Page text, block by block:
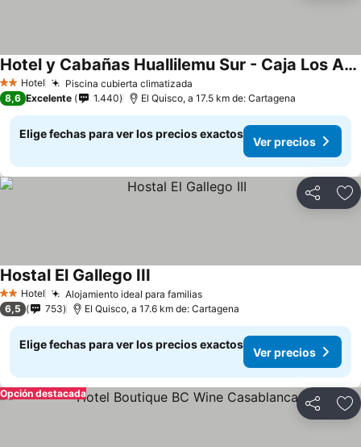
2 Estrellas
Hotel Piscina cubierta climatizada
Hotel y Cabañas Huallilemu Sur - Caja Los Andes
Ver precios
8,6 Excelente 1.440 El Quisco, a 17.5 km de: Cartagena
Elige fechas para ver los precios exactos
Ver precios
Compartir
2 Estrellas
Hotel Alojamiento ideal para familiasVer precios
Hostal El Gallego III
6,5 753 El Quisco, a 17.6 km de: Cartagena
Elige fechas para ver los precios exactos
Ver precios
Compartir
Opción destacada